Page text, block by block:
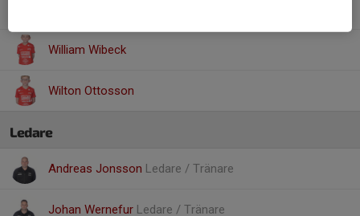
William Wibeck
Wilton Ottosson
Ledare
Andreas Jonsson Ledare / Tränare
Johan Wernefur Ledare / Tränare